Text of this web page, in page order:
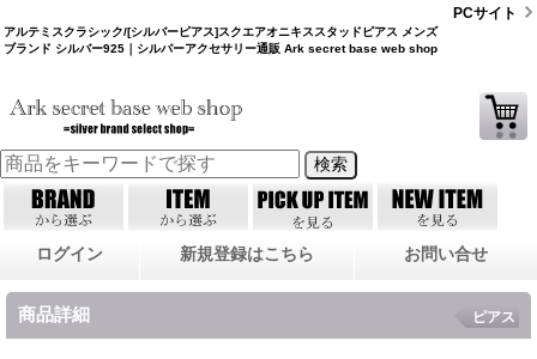
アルテミスクラシック/[シルバーピアス]スクエアオニキススタッドピアス メンズ
ブランド シルバー925｜シルバーアクセサリー通販 Ark secret base web shop
PCサイト
ログイン 新規登録はこちら お問い合せ
商品詳細 ピアス